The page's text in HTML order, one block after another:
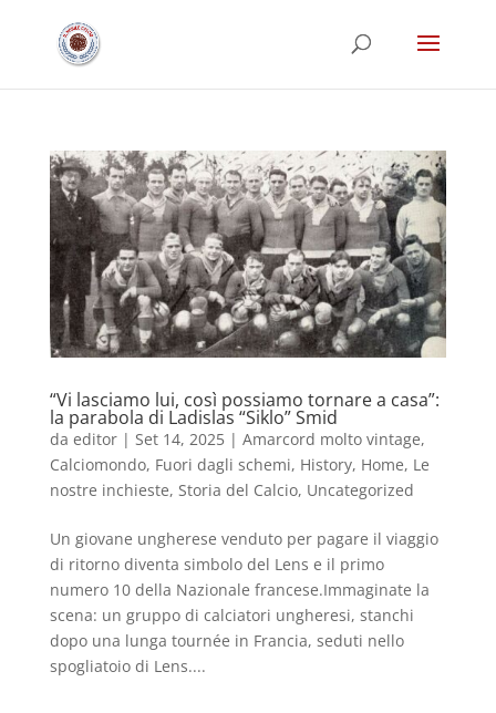
“Vi lasciamo lui, così possiamo tornare a casa”:
la parabola di Ladislas “Siklo” Smid
da editor| Set 14, 2025| Amarcord molto vintage,
Calciomondo, Fuori dagli schemi, History, Home, Le
nostre inchieste, Storia del Calcio, Uncategorized
Un giovane ungherese venduto per pagare il viaggio
di ritorno diventa simbolo del Lens e il primo
numero 10 della Nazionale francese.Immaginate la
scena: un gruppo di calciatori ungheresi, stanchi
dopo una lunga tournée in Francia, seduti nello
spogliatoio di Lens....